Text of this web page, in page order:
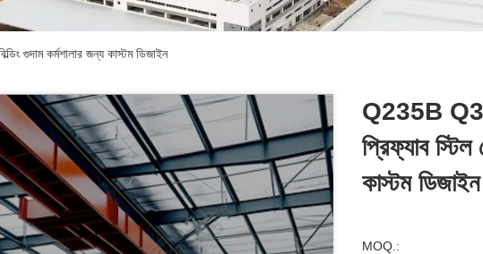
গুদাম কর্মশালার জন্য কাস্টম ডিজাইন
Q235B
প্রিফ্যাব স্টিল
কাস্টম ডিজাইন
MOQ.: